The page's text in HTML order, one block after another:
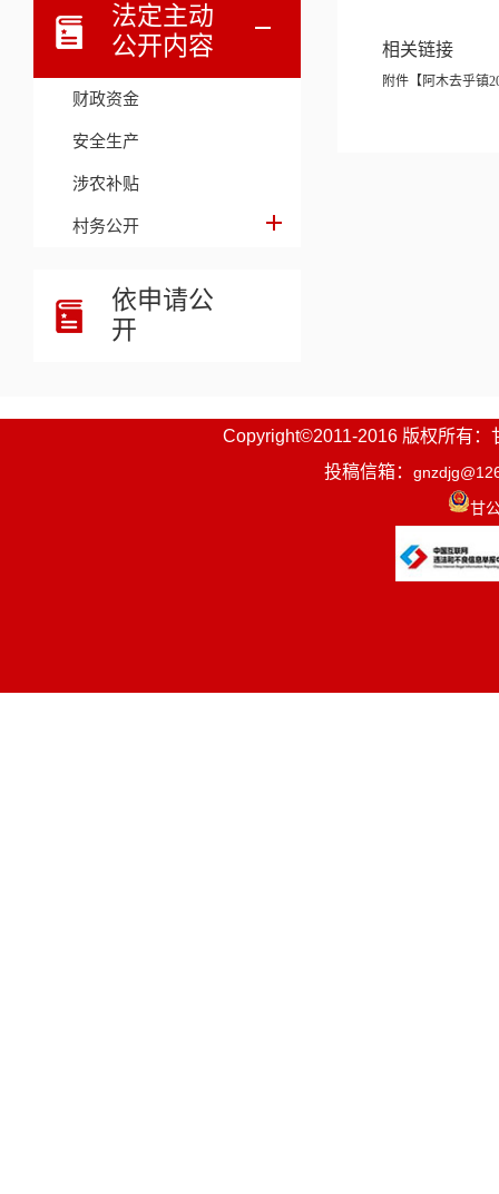
法定主动
公开内容
财政资金
安全生产
涉农补贴
村务公开
依申请公
开
相关链接
附件【 阿木去乎镇
Copyright©2011-2016 版权所有：
投稿信箱：
甘